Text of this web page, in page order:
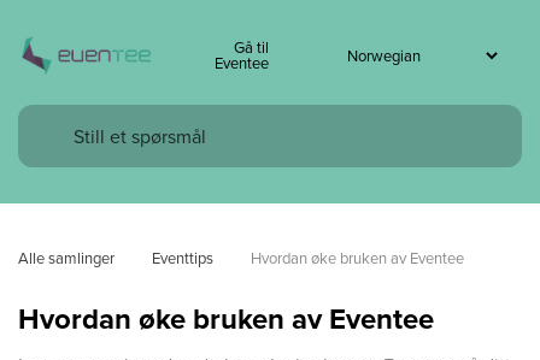
Gå til
Eventee
Alle samlinger Eventtips Hvordan øke bruken av Eventee
Hvordan øke bruken av Eventee